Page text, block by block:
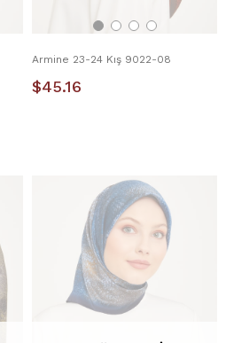
Armine 23-24 Kış 9022-08
$45.16